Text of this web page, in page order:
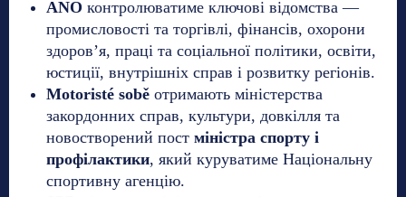
ANO контролюватиме ключові відомства —
промисловості та торгівлі, фінансів, охорони
здоров’я, праці та соціальної політики, освіти,
юстиції, внутрішніх справ і розвитку регіонів.
Motoristé sobě отримають міністерства
закордонних справ, культури, довкілля та
новостворений пост міністра спорту і
профілактики, який куруватиме Національну
спортивну агенцію.